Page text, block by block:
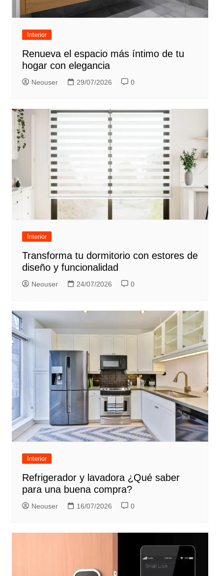
Interior
Renueva el espacio más íntimo de tu
hogar con elegancia
Neouser 29/07/2026 0
Interior
Transforma tu dormitorio con estores de
diseño y funcionalidad
Neouser 24/07/2026 0
Interior
Refrigerador y lavadora ¿Qué saber
para una buena compra?
Neouser 16/07/2026 0